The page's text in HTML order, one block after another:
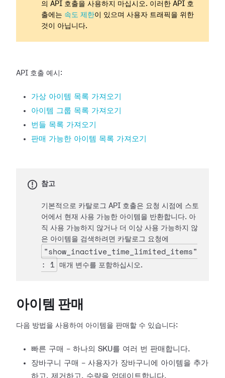
의 API 호출을 사용하지 마십시오. 이러한 API 호
출에는 속도 제한이 있으며 사용자 트래픽을 위한
것이 아닙니다.
API 호출 예시:
가상 아이템 목록 가져오기
아이템 그룹 목록 가져오기
번들 목록 가져오기
판매 가능한 아이템 목록 가져오기
참고
기본적으로 카탈로그 API 호출은 요청 시점에 스토
어에서 현재 사용 가능한 아이템을 반환합니다. 아
직 사용 가능하지 않거나 더 이상 사용 가능하지 않
은 아이템을 검색하려면 카탈로그 요청에
"show_inactive_time_limited_items"
: 1
매개 변수를 포함하십시오.
아이템 판매
다음 방법을 사용하여 아이템을 판매할 수 있습니다:
빠른 구매 - 하나의 SKU를 여러 번 판매합니다.
장바구니 구매 - 사용자가 장바구니에 아이템을 추가
하고, 제거하고, 수량을 업데이트합니다.